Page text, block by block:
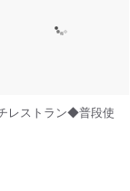
レストラン◆普段使